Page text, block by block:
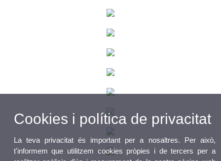
Cookies i política de privacitat
La teva privacitat és important per a nosaltres. Per això,
t'informem que utilitzem cookies pròpies i de tercers per a